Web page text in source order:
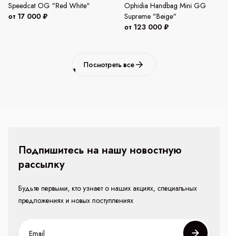
Speedcat OG "Red White"
от 17 000 ₽
Ophidia Handbag Mini GG
Supreme "Beige"
от 123 000 ₽
Посмотреть все
Подпишитесь на нашу новостную
рассылку
Будьте первыми, кто узнает о наших акциях, специальных
предложениях и новых поступлениях